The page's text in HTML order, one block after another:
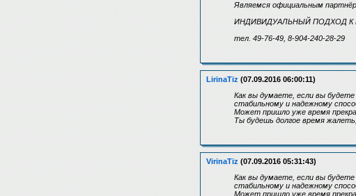
Являемся официальным
ИНДИВИДУАЛЬНЫЙ ПОДХОД К
тел. 49-76-49, 8-904-240-28-29
LirinaTiz (07.09.2016 06:00:11)
Как вы думаете, если вы будете
стабильному и надежному
Может пришло уже время
Ты будешь долгое время
VirinaTiz (07.09.2016 05:31:43)
Как вы думаете, если вы будете
стабильному и надежному
Может пришло уже время